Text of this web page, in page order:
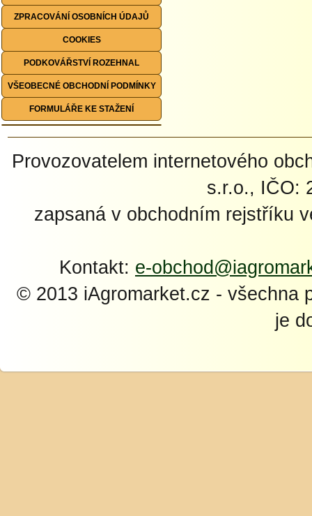
ZPRACOVÁNÍ OSOBNÍCH ÚDAJŮ
COOKIES
PODKOVÁŘSTVÍ ROZEHNAL
VŠEOBECNÉ OBCHODNÍ PODMÍNKY
FORMULÁŘE KE STAŽENÍ
Provozovatelem internetového
s.r.o., IČO:
zapsaná v obchodním rejstříku
Kontakt: e-
© 2013 iAgromarket.cz - všechna
je